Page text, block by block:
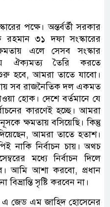
পক্ষে। অন্তর্বর্তী সরকার
রহমান ৩১ দফা সংস্কারের
এলে সেসব সংস্কার
ঐক্যমত্য তৈরি করতে
হবে, আমরা তাতে যাবো।
সব রাজনৈতিক দল একমত
হোক। দেশে বর্তমানে যে
কারণেই হচ্ছে। আমরা
ক্ষমতায় বসিয়েছি। কিন্তু
আমরা তাতে হতাশ।
নাকি নির্বাচন চায়। অথচ
মধ্যে নির্বাচন দিলে
আমি আশা করবো, প্রধান
সৃষ্টি করবেন না।
এ জেড এম জাহিদ হোসেনের